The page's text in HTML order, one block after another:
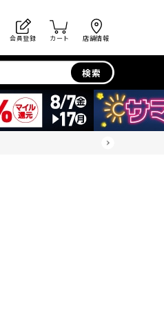
会員登録 カート 店舗情報
検索